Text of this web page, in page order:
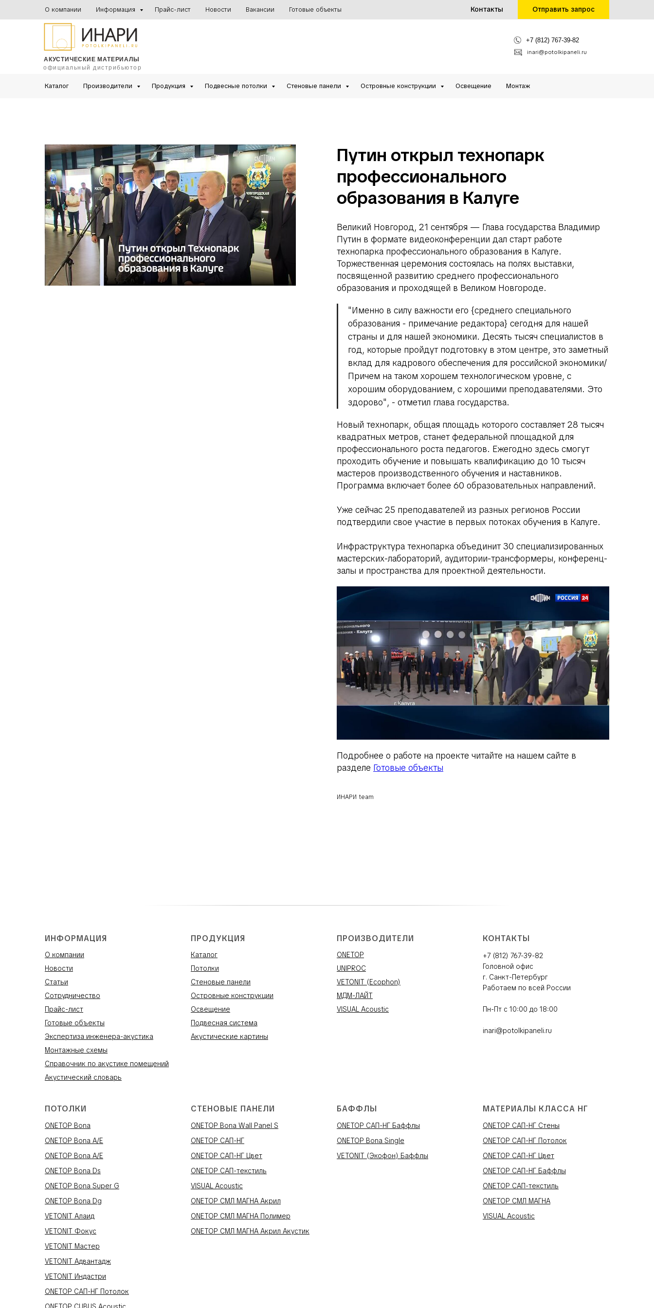
О компании Информация Прайс-лист Новости Вакансии Готовые объекты Контакты Отправить запрос
АКУСТИЧЕСКИЕ МАТЕРИАЛЫ
официальный дистрибьютор
inari@potolkipaneli.ru
+7 (812) 767-39-82
Каталог Производители Продукция Подвесные потолки Стеновые панели Островные конструкции Освещение Монтаж
Путин открыл технопарк
профессионального
образования в Калуге
Великий Новгород, 21 сентября — Глава государства Владимир
Путин в формате видеоконференции дал старт работе
технопарка профессионального образования в Калуге.
Торжественная церемония состоялась на полях выставки,
посвященной развитию среднего профессионального
образования и проходящей в Великом Новгороде.
"Именно в силу важности его {среднего специального
образования - примечание редактора} сегодня для нашей
страны и для нашей экономики. Десять тысяч специалистов в
год, которые пройдут подготовку в этом центре, это заметный
вклад для кадрового обеспечения для российской экономики/
Причем на таком хорошем технологическом уровне, с
хорошим оборудованием, с хорошими преподавателями. Это
здорово", - отметил глава государства.
Новый технопарк, общая площадь которого составляет 28 тысяч
квадратных метров, станет федеральной площадкой для
профессионального роста педагогов. Ежегодно здесь смогут
проходить обучение и повышать квалификацию до 10 тысяч
мастеров производственного обучения и наставников.
Программа включает более 60 образовательных направлений.
Уже сейчас 25 преподавателей из разных регионов России
подтвердили свое участие в первых потоках обучения в Калуге.
Инфраструктура технопарка объединит 30 специализированных
мастерских-лабораторий, аудитории-трансформеры, конференц-
залы и пространства для проектной деятельности.
Подробнее о работе на проекте читайте на нашем сайте в
разделе Готовые объекты
ИНАРИ team
ИНФОРМАЦИЯ
О компании
Новости
Статьи
Сотрудничество
Прайс-лист
Готовые объекты
Экспертиза инженера-акустика
Монтажные схемы
Справочник по акустике помещений
Акустический словарь
ПРОДУКЦИЯ
Каталог
Потолки
Стеновые панели
Островные конструкции
Освещение
Подвесная система
Акустические картины
ПРОИЗВОДИТЕЛИ
ONETOP
UNIPROC
VETONIT (Ecophon)
МДМ-ЛАЙТ
VISUAL Acoustic
КОНТАКТЫ
+7 (812) 767-39-82
Головной офис
г. Санкт-Петербург
Работаем по всей России
Пн-Пт с 10:00 до 18:00
inari@potolkipaneli.ru
ПОТОЛКИ
ONETOP Bona
ONETOP Bona A/E
ONETOP Bona A/E
ONETOP Bona Ds
ONETOP Bona Super G
ONETOP Bona Dg
VETONIT Алаид
VETONIT Фокус
VETONIT Мастер
VETONIT Адвантадж
VETONIT Индастри
ONETOP САП-НГ Потолок
СТЕНОВЫЕ ПАНЕЛИ
ONETOP Bona Wall Panel S
ONETOP САП-НГ
ONETOP САП-НГ Цвет
ONETOP САП-текстиль
VISUAL Acoustic
ONETOP СМЛ МАГНА Акрил
ONETOP СМЛ МАГНА Полимер
ONETOP СМЛ МАГНА Акрил Акустик
БАФФЛЫ
ONETOP САП-НГ Баффлы
ONETOP Bona Single
VETONIT (Экофон) Баффлы
МАТЕРИАЛЫ КЛАССА НГ
ONETOP САП-НГ Стены
ONETOP САП-НГ Потолок
ONETOP САП-НГ Цвет
ONETOP САП-НГ Баффлы
ONETOP САП-текстиль
ONETOP СМЛ МАГНА
VISUAL Acoustic